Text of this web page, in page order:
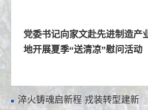
党委书记向家文赴先进制造产
地开展夏季“送清凉”慰问活动
淬火铸魂启新程 戎装转型建新